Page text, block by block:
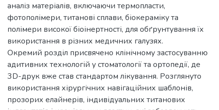
аналіз матеріалів, включаючи термопласти,
фотополімери, титанові сплави, біокераміку та
полімери високої біоінертності, для обґрунтування їх
використання в різних медичних галузях.
Окремий розділ присвячено клінічному застосуванню
адитивних технологій у стоматології та ортопедії, де
3D-друк вже став стандартом лікування. Розглянуто
використання хірургічних навігаційних шаблонів,
прозорих елайнерів, індивідуальних титанових